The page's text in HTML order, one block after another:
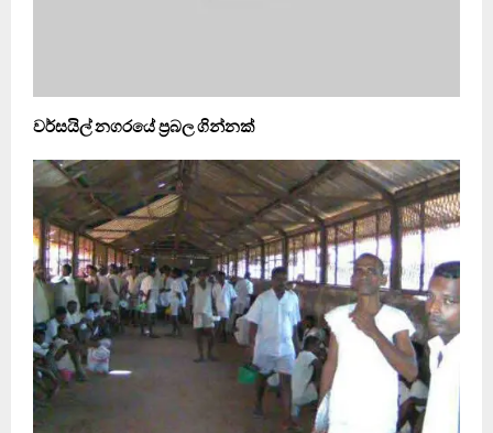
වර්සයිල් නගරයේ ප්‍රබල ගින්නක්